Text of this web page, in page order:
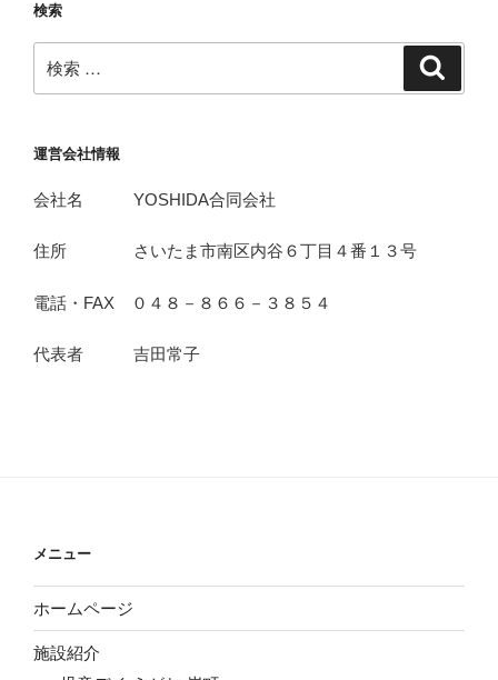
検索
索:
運営会社情報
会社名 YOSHIDA合同会社
住所 さいたま市南区内谷６丁目４番１３号
電話・FAX ０４８－８６６－３８５４
代表者 吉田常子
メニュー
ホームページ
施設紹介